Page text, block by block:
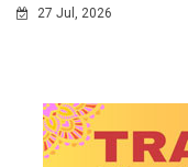
27 Jul, 2026